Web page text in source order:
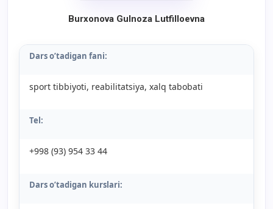
Burxonova Gulnoza Lutfilloevna
Dars o’tadigan fani:
sport tibbiyoti, reabilitatsiya, xalq tabobati
Tel:
+998 (93) 954 33 44
Dars o’tadigan kurslari: